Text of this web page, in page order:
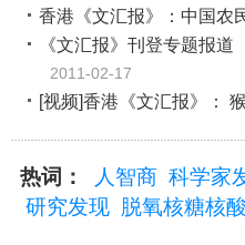
香港《文汇报》：中国农
《文汇报》刊登专题报
2011-02-17
[视频]香港《文汇报》：
热词： 人智商 科学家
研究发现 脱氧核糖核酸